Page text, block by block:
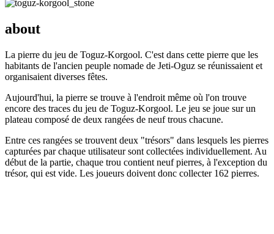
about
La pierre du jeu de Toguz-Korgool. C'est dans cette pierre que les
habitants de l'ancien peuple nomade de Jeti-Oguz se réunissaient et
organisaient diverses fêtes.
Aujourd'hui, la pierre se trouve à l'endroit même où l'on trouve
encore des traces du jeu de Toguz-Korgool. Le jeu se joue sur un
plateau composé de deux rangées de neuf trous chacune.
Entre ces rangées se trouvent deux "trésors" dans lesquels les pierres
capturées par chaque utilisateur sont collectées individuellement. Au
début de la partie, chaque trou contient neuf pierres, à l'exception du
trésor, qui est vide. Les joueurs doivent donc collecter 162 pierres.